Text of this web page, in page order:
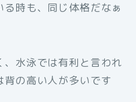
時も、同じ体格だなぁ
水泳では有利と言われ
の高い人が多いです